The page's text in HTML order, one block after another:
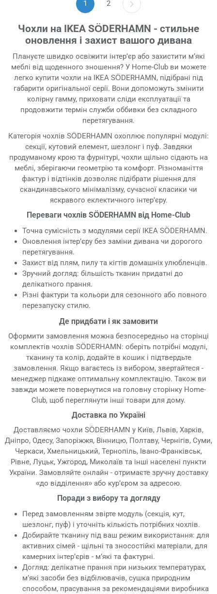
1 2
Чохли на IKEA SÖDERHAMN - стильне
оновлення і захист вашого дивана
Плануєте швидко освіжити інтер’єр або захистити м’які
меблі від щоденного зношення? У Home-Club ви можете
легко купити чохли на IKEA SÖDERHAMN, підібрані під
габарити оригінальної серії. Вони допоможуть змінити
колірну гамму, приховати сліди експлуатації та
продовжити термін служби оббивки без складного
перетягування.
Категорія чохлів SÖDERHAMN охоплює популярні модулі:
секції, кутовий елемент, шезлонг і пуф. Завдяки
продуманому крою та фурнітурі, чохли щільно сідають на
меблі, зберігаючи геометрію та комфорт. Різноманіття
фактур і відтінків дозволяє підібрати рішення для
скандинавського мінімалізму, сучасної класики чи
яскравого еклектичного інтер’єру.
Переваги чохлів SÖDERHAMN від Home-Club
Точна сумісність з модулями серії IKEA SÖDERHAMN.
Оновлення інтер’єру без заміни дивана чи дорогого
перетягування.
Захист від плям, пилу та кігтів домашніх улюбленців.
Зручний догляд: більшість тканин придатні до
делікатного прання.
Різні фактури та кольори для сезонного або повного
перезапуску стилю.
Де придбати і як замовити
Оформити замовлення можна безпосередньо на сторінці
комплектів чохлів SÖDERHAMN: оберіть потрібні модулі,
тканину та колір, додайте в кошик і підтвердьте
замовлення. Якщо вагаєтесь із вибором, звертайтеся -
менеджер підкаже оптимальну комплектацію. Також ви
завжди можете повернутися на головну сторінку Home-
Club, щоб переглянути інші товари для дому.
Доставка по Україні
Доставляємо чохли SÖDERHAMN у Київ, Львів, Харків,
Дніпро, Одесу, Запоріжжя, Вінницю, Полтаву, Чернігів, Суми,
Черкаси, Хмельницький, Тернопіль, Івано-Франківськ,
Рівне, Луцьк, Ужгород, Миколаїв та інші населені пункти
України. Замовляйте онлайн - отримаєте зручну доставку
«до відділення» або кур’єром за адресою.
Поради з вибору та догляду
Перед замовленням звірте модуль (секція, кут,
шезлонг, пуф) і уточніть кількість потрібних чохлів.
Добирайте тканину під ваш режим використання: для
активних сімей - щільні та зносостійкі матеріали, для
камерних інтер’єрів - м’які та фактурні.
Догляд: делікатне прання при низьких температурах,
м’які засоби без відбілювачів, сушка природним
способом, прасування за рекомендаціями виробника